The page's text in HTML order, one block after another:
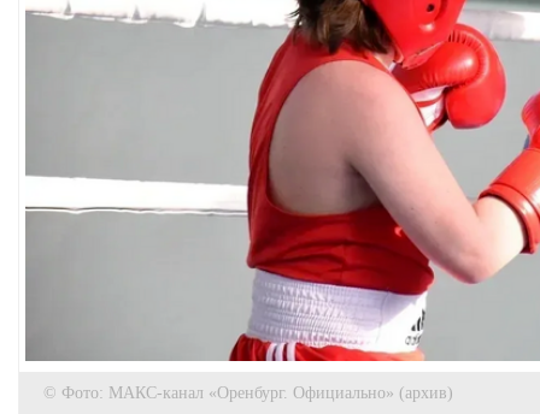
© Фото: МАКС-канал «Оренбург. Официально» (архив)